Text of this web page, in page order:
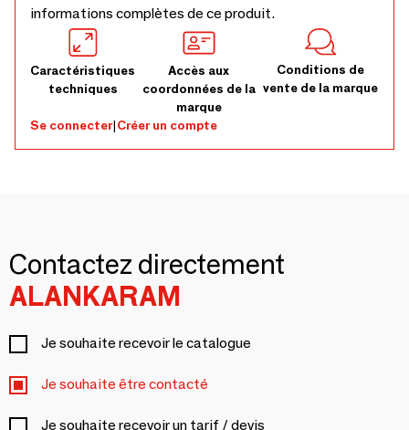
informations complètes de ce produit.
Caractéristiques
techniques
Accès aux
coordonnées de la
marque
Conditions de
vente de la marque
Se connecter|Créer un compte
Contactez directement
ALANKARAM
Je souhaite recevoir le catalogue
Je souhaite être contacté
Je souhaite recevoir un tarif / devis